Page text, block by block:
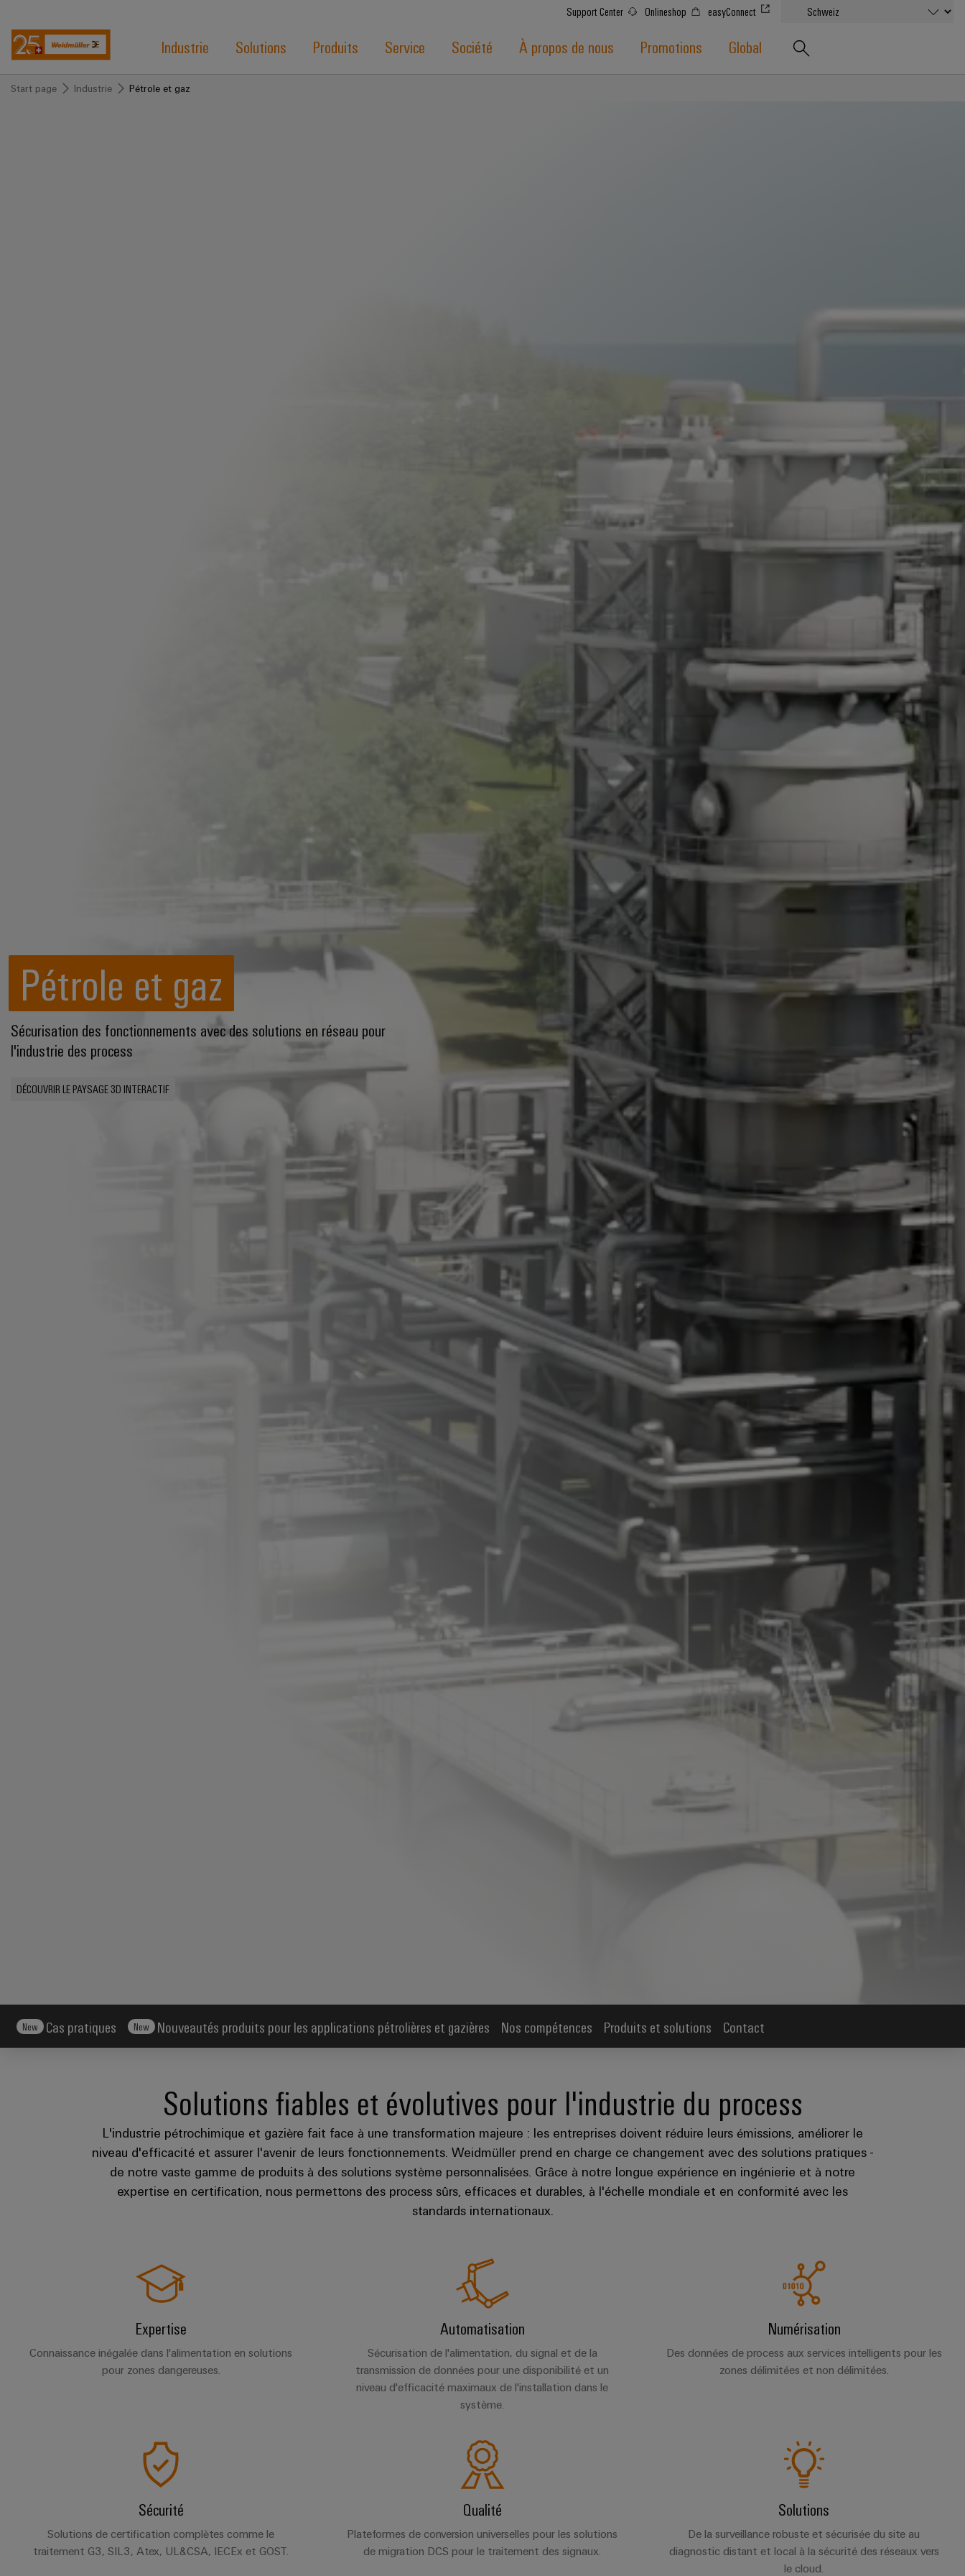
Support Center Onlineshop easyConnect
Industrie Solutions Produits Service Société À propos de nous Promotions Global
Start page Industrie Pétrole et gaz
Pétrole et gaz
Sécurisation des fonctionnements avec des solutions en réseau pour
l'industrie des process
DÉCOUVRIR LE PAYSAGE 3D INTERACTIF
New Cas pratiques New Nouveautés produits pour les applications pétrolières et gazières Nos compétences Produits et solutions Contact
Solutions fiables et évolutives pour l'industrie du process
L'industrie pétrochimique et gazière fait face à une transformation majeure : les entreprises doivent réduire leurs émissions, améliorer le
niveau d'efficacité et assurer l'avenir de leurs fonctionnements. Weidmüller prend en charge ce changement avec des solutions pratiques -
de notre vaste gamme de produits à des solutions système personnalisées. Grâce à notre longue expérience en ingénierie et à notre
expertise en certification, nous permettons des process sûrs, efficaces et durables, à l'échelle mondiale et en conformité avec les
standards internationaux.
Expertise
Connaissance inégalée dans l'alimentation en solutions
pour zones dangereuses.
Automatisation
Sécurisation de l'alimentation, du signal et de la
transmission de données pour une disponibilité et un
niveau d'efficacité maximaux de l'installation dans le
système.
Numérisation
Des données de process aux services intelligents pour les
zones délimitées et non délimitées.
Sécurité
Solutions de certification complètes comme le
traitement G3, SIL3, Atex, UL&CSA, IECEx et GOST.
Qualité
Plateformes de conversion universelles pour les solutions
de migration DCS pour le traitement des signaux.
Solutions
De la surveillance robuste et sécurisée du site au
diagnostic distant et local à la sécurité des réseaux vers
le cloud.